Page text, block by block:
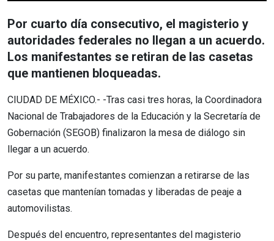
Por cuarto día consecutivo, el magisterio y
autoridades federales no llegan a un acuerdo.
Los manifestantes se retiran de las casetas
que mantienen bloqueadas.
CIUDAD DE MÉXICO.- -Tras casi tres horas, la Coordinadora
Nacional de Trabajadores de la Educación y la Secretaría de
Gobernación (SEGOB) finalizaron la mesa de diálogo sin
llegar a un acuerdo.
Por su parte, manifestantes comienzan a retirarse de las
casetas que mantenían tomadas y liberadas de peaje a
automovilistas.
Después del encuentro, representantes del magisterio